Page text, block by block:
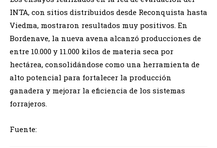
INTA, con sitios distribuidos desde Reconquista hasta
Viedma, mostraron resultados muy positivos. En
Bordenave, la nueva avena alcanzó producciones de
entre 10.000 y 11.000 kilos de materia seca por
hectárea, consolidándose como una herramienta de
alto potencial para fortalecer la producción
ganadera y mejorar la eficiencia de los sistemas
forrajeros.
Fuente: